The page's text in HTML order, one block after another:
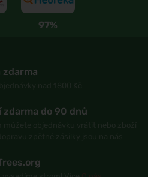
97%
zdarma
zdarma do 90 dnů